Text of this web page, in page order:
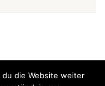
Graz. Alle Rechte
du die Website weiter